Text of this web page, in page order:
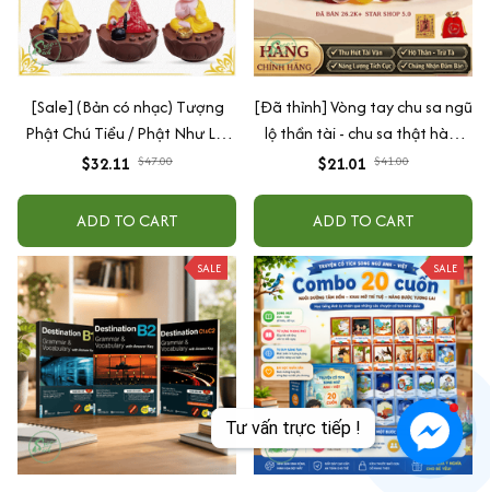
[Sale] (Bản có nhạc) Tượng
Phật Chú Tiểu / Phật Như Lai
Gõ Mõ Tụng Kinh Có 6 Bài
$32.11 $47.00
ADD TO CART
[Đã thỉnh] Vòng tay chu sa ngũ
lộ thần tài - chu sa thật hàm
lượng cao (tặng kèm túi lộc +
$21.01 $41.00
ADD TO CART
SALE SALE